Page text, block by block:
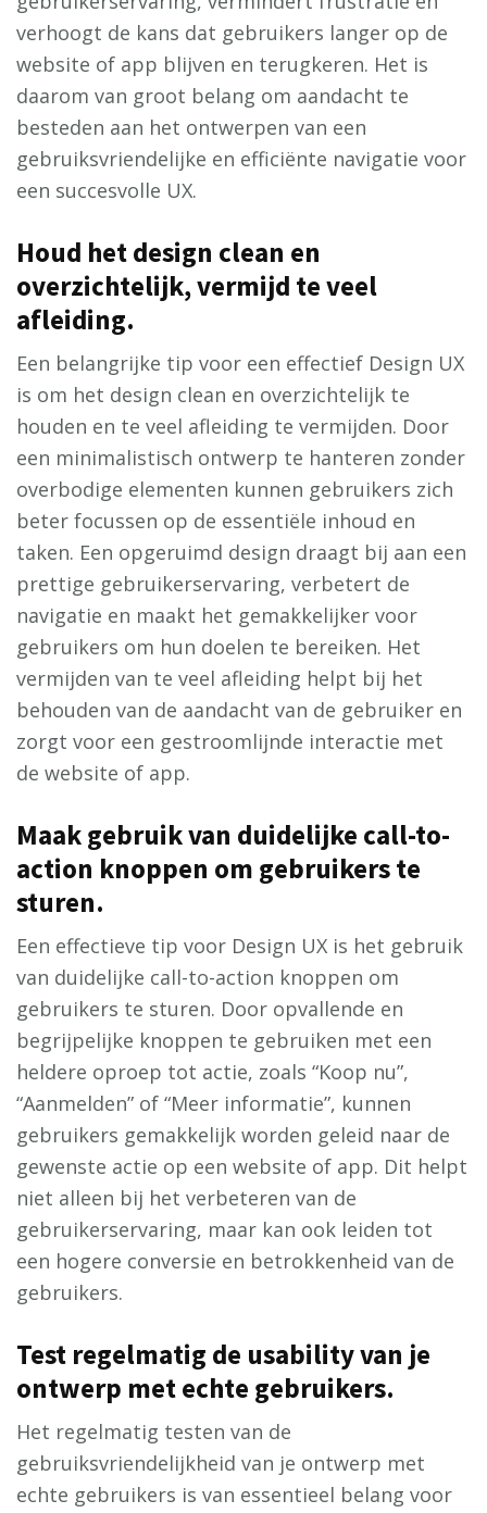
verhoogt de kans dat gebruikers langer op de
website of app blijven en terugkeren. Het is
daarom van groot belang om aandacht te
besteden aan het ontwerpen van een
gebruiksvriendelijke en efficiënte navigatie voor
een succesvolle UX.
Houd het design clean en
overzichtelijk, vermijd te veel
afleiding.
Een belangrijke tip voor een effectief Design UX
is om het design clean en overzichtelijk te
houden en te veel afleiding te vermijden. Door
een minimalistisch ontwerp te hanteren zonder
overbodige elementen kunnen gebruikers zich
beter focussen op de essentiële inhoud en
taken. Een opgeruimd design draagt bij aan een
prettige gebruikerservaring, verbetert de
navigatie en maakt het gemakkelijker voor
gebruikers om hun doelen te bereiken. Het
vermijden van te veel afleiding helpt bij het
behouden van de aandacht van de gebruiker en
zorgt voor een gestroomlijnde interactie met
de website of app.
Maak gebruik van duidelijke call-to-
action knoppen om gebruikers te
sturen.
Een effectieve tip voor Design UX is het gebruik
van duidelijke call-to-action knoppen om
gebruikers te sturen. Door opvallende en
begrijpelijke knoppen te gebruiken met een
heldere oproep tot actie, zoals “Koop nu”,
“Aanmelden” of “Meer informatie”, kunnen
gebruikers gemakkelijk worden geleid naar de
gewenste actie op een website of app. Dit helpt
niet alleen bij het verbeteren van de
gebruikerservaring, maar kan ook leiden tot
een hogere conversie en betrokkenheid van de
gebruikers.
Test regelmatig de usability van je
ontwerp met echte gebruikers.
Het regelmatig testen van de
gebruiksvriendelijkheid van je ontwerp met
echte gebruikers is van essentieel belang voor